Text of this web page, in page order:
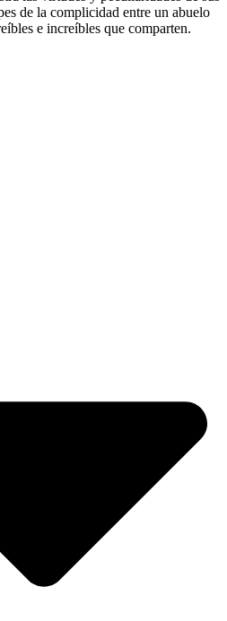
de la complicidad entre un abuelo
e increíbles que comparten.